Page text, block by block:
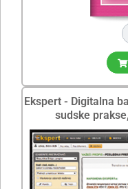
Ekspert - Digitalna
sudske